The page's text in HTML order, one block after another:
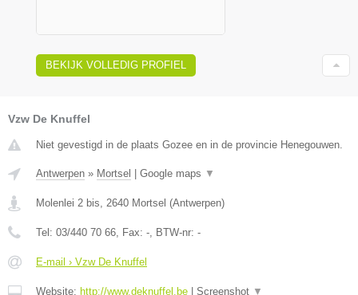
BEKIJK VOLLEDIG PROFIEL
Vzw De Knuffel
Niet gevestigd in de plaats Gozee en in de provincie Henegouwen.
Antwerpen » Mortsel Google maps ▼
Molenlei 2 bis, 2640 Mortsel (Antwerpen)
Tel: 03/440 70 66, Fax: -, BTW-nr: -
E-mail › Vzw De Knuffel
Website: http://www.deknuffel.be Screenshot ▼